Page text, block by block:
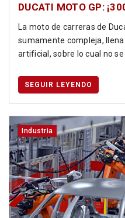
DUCATI MOTO GP:
La moto de carreras de
sumamente compleja,
artificial, sobre lo cual no se
SEGUIR LEYENDO
Industria